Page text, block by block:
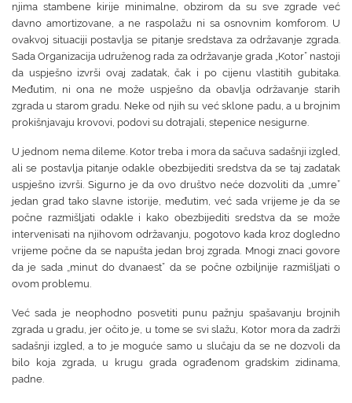
njima stambene kirije minimalne, obzirom da su sve zgrade već
davno amortizovane, a ne raspolažu ni sa osnovnim komforom. U
ovakvoj situaciji postavlja se pitanje sredstava za održavanje zgrada.
Sada Organizacija udruženog rada za održavanje grada „Kotor” nastoji
da uspješno izvrši ovaj zadatak, čak i po cijenu vlastitih gubitaka.
Međutim, ni ona ne može uspješno da obavlja održavanje starih
zgrada u starom gradu. Neke od njih su već sklone padu, a u brojnim
prokišnjavaju krovovi, podovi su dotrajali, stepenice nesigurne.
U jednom nema dileme. Kotor treba i mora da sačuva sadašnji izgled,
ali se postavlja pitanje odakle obezbijediti sredstva da se taj zadatak
uspješno izvrši. Sigurno je da ovo društvo neće dozvoliti da „umre”
jedan grad tako slavne istorije, međutim, već sada vrijeme je da se
počne razmišljati odakle i kako obezbijediti sredstva da se može
intervenisati na njihovom održavanju, pogotovo kada kroz dogledno
vrijeme počne da se napušta jedan broj zgrada. Mnogi znaci govore
da je sada „minut do dvanaest” da se počne ozbiljnije razmišljati o
ovom problemu.
Već sada je neophodno posvetiti punu pažnju spašavanju brojnih
zgrada u gradu, jer očito je, u tome se svi slažu, Kotor mora da zadrži
sadašnji izgled, a to je moguće samo u slučaju da se ne dozvoli da
bilo koja zgrada, u krugu grada ograđenom gradskim zidinama,
padne.